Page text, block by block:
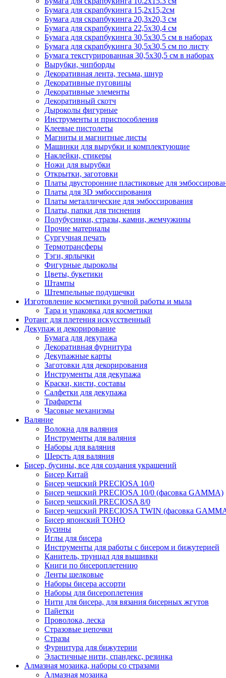
Бумага для скрапбукинга 15,2х15,2см
Бумага для скрапбукинга 20,3х20,3 см
Бумага для скрапбукинга 22,5х30,4 см
Бумага для скрапбукинга 30,5х30,5 см в наборах
Бумага для скрапбукинга 30,5х30,5 см по листу
Бумага текстурированная 30,5х30,5 см в наборах
Вырубки, чипборды
Декоративная лента, тесьма, шнур
Декоративные пуговицы
Декоративные элементы
Декоративный скотч
Дыроколы фигурные
Инструменты и приспособления
Клеевые пистолеты
Магниты и магнитные листы
Машинки для вырубки и комплектующие
Наклейки, стикеры
Ножи для вырубки
Открытки, заготовки
Платы двусторонние пластиковые для
Платы для 3D эмбоссирования
Платы металлические для эмбоссирования
Платы, папки для тиснения
Полубусинки, стразы, камни, жемчужины
Прочие материалы
Сургучная печать
Термотрансферы
Тэги, ярлычки
Фигурные дыроколы
Цветы, букетики
Штампы
Штемпельные подушечки
Изготовление косметики ручной работы и мыла
Тара и упаковка для косметики
Ротанг для плетения искусственный
Декупаж и декорирование
Бумага для декупажа
Декоративная фурнитура
Декупажные карты
Заготовки для декорирования
Инструменты для декупажа
Краски, кисти, составы
Салфетки для декупажа
Трафареты
Часовые механизмы
Валяние
Волокна для валяния
Инструменты для валяния
Наборы для валяния
Шерсть для валяния
Бисер, бусины, все для создания украшений
Бисер Китай
Бисер чешский PRECIOSA 10/0
Бисер чешский PRECIOSA 10/0 (фасовка GAMMA)
Бисер чешский PRECIOSA 8/0
Бисер чешский PRECIOSA TWIN (фасовка
Бисер японский TOHO
Бусины
Иглы для бисера
Инструменты для работы с бисером и бижутерией
Канитель, трунцал для вышивки
Книги по бисероплетению
Ленты шелковые
Наборы бисера ассорти
Наборы для бисероплетения
Нити для бисера, для вязания бисерных жгутов
Пайетки
Проволока, леска
Стразовые цепочки
Стразы
Фурнитура для бижутерии
Эластичные нити, спандекс, резинка
Алмазная мозаика, наборы со стразами
Алмазная мозаика